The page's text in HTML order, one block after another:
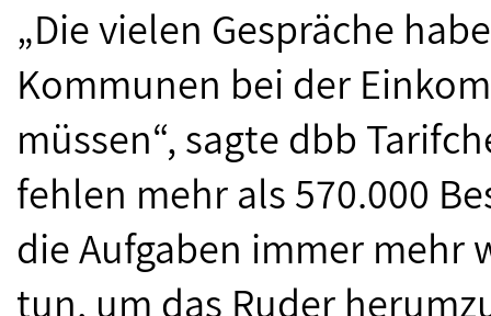
„Die vielen Gespräche
Kommunen bei der
müssen“, sagte dbb
fehlen mehr als 570.000
die Aufgaben immer mehr
tun, um das Ruder